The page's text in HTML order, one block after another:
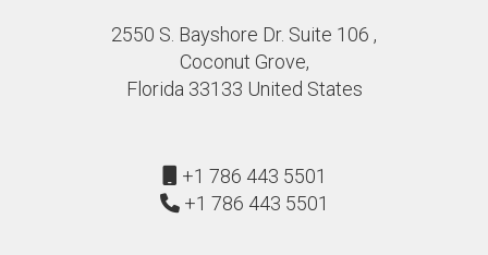
2550 S. Bayshore Dr. Suite 106 ,
Coconut Grove,
Florida 33133 United States
+1 786 443 5501
+1 786 443 5501